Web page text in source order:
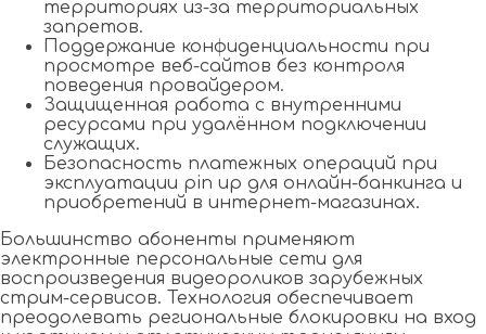
территориях из-за территориальных
запретов.
Поддержание конфиденциальности при
просмотре веб-сайтов без контроля
поведения провайдером.
Защищенная работа с внутренними
ресурсами при удалённом подключении
служащих.
Безопасность платежных операций при
эксплуатации pin up для онлайн-банкинга и
приобретений в интернет-магазинах.
Большинство абоненты применяют
электронные персональные сети для
воспроизведения видеороликов зарубежных
стрим-сервисов. Технология обеспечивает
преодолевать региональные блокировки на вход